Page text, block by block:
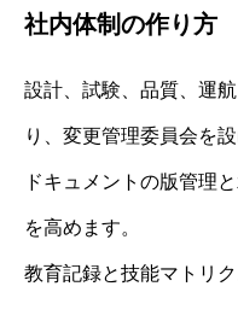
社内体制の作り方
設計、試験、品質、運
り、変更管理委員会を設
ドキュメントの版管理
を高めます。
教育記録と技能マトリ